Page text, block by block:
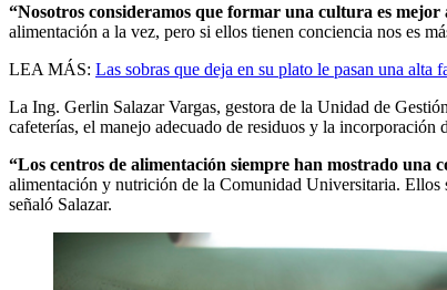
“Nosotros consideramos que formar una cultura es
alimentación a la vez, pero si ellos tienen conciencia nos es
LEA MÁS: Las sobras que deja en su plato le pasan una alta
La Ing. Gerlin Salazar Vargas, gestora de la Unidad de
cafeterías, el manejo adecuado de residuos y la incorporación
“Los centros de alimentación siempre han mostrado una
alimentación y nutrición de la Comunidad Universitaria. Ellos
señaló Salazar.